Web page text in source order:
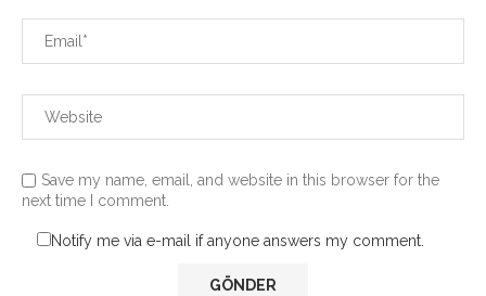
Save my name, email, and website in this browser for the
next time I comment.
Notify me via e-mail if anyone answers my comment.